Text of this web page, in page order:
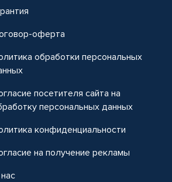
оферта
обработки персональных
посетителя сайта на
персональных данных
конфиденциальности
на получение рекламы